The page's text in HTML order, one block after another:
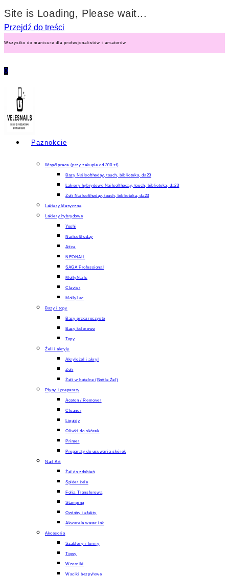
Site is Loading, Please wait...
Przejdź do treści
Wszystko do manicure dla profesjonalistów i amatorów
0
Paznokcie
Współpraca (przy zakupie od 300 zł)
Bazy Nailsoftheday, touch, biblioteka, da23
Lakiery hybrydowe Nailsoftheday, touch, biblioteka, da23
Żeli Nailsoftheday, touch, biblioteka, da23
Lakiery klasyczne
Lakiery hybrydowe
Yoshi
Nailsoftheday
Atica
NEONAIL
SAGA Professional
MollyNails
Clavier
MollyLac
Bazy i topy
Bazy przezroczyste
Bazy kolorowe
Topy
Żeli i akryly
Akrylożel i akryl
Żeli
Żeli w butelce (Bottle Żel)
Płyny i preparaty
Aceton / Remover
Cleaner
Liquidy
Oliwki do skórek
Primer
Preparaty do usuwania skórek
Nail Art
Żel do zdobień
Spider żele
Folia Transferowa
Stamping
Ozdoby i efekty
Akwarela water ink
Akcesoria
Szablony i formy
Tipsy
Wzorniki
Waciki bezpyłowe